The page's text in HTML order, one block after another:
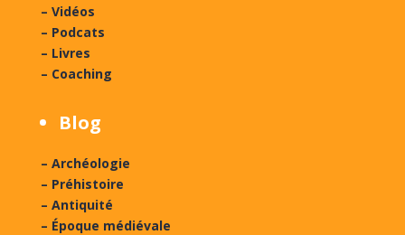
– Vidéos
– Podcats
– Livres
– Coaching
Blog
– Archéologie
– Préhistoire
– Antiquité
– Époque médiévale